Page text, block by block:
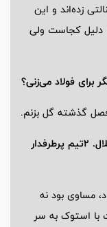
پنالتی زده‌اند و این
دلیل کجاست ولی
فولاد می‌زنی؟
*هم مقابل پرسپولیس بازی کردی و هم استقلال. 2تیم پرطرفدار
مساوی بود نه
با استوک به سر